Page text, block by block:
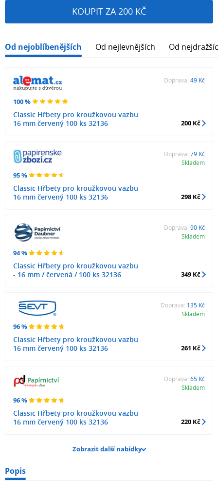
KOUPIT ZA 200 KČ
Od nejoblíbenějších Od nejlevnějších Od
100 %
Classic Hřbety pro kroužkovou vazbu
16 mm červený 100 ks 32136
Doprava: 49 Kč
200 Kč
95 %
Classic Hřbety pro kroužkovou vazbu
16 mm červený 100 ks 32136
Doprava: 79 Kč
Skladem
298 Kč
94 %
Classic Hřbety pro kroužkovou vazbu
- 16 mm / červená / 100 ks 32136
Doprava: 90 Kč
Skladem
349 Kč
96 %
Classic Hřbety pro kroužkovou vazbu
16 mm červený 100 ks 32136
Doprava: 135 Kč
Skladem
261 Kč
96 %
Classic Hřbety pro kroužkovou vazbu
16 mm červený 100 ks 32136
Doprava: 65 Kč
Skladem
220 Kč
Zobrazit další nabídky
Popis